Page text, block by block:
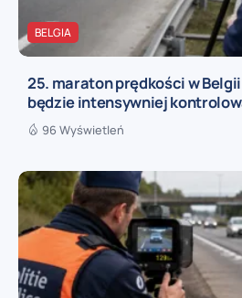
BELGIA
25. maraton prędkości w
będzie intensywniej
96 Wyświetleń